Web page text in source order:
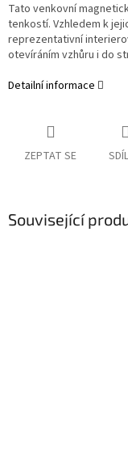
Tato venkovní
tenkostí. Vzhledem k
reprezentativní
otevíráním vzhůru i do
Detailní informace
ZEPTAT SE
Související